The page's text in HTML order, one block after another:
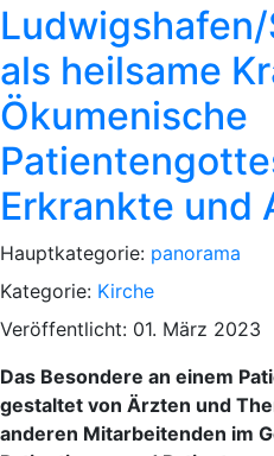
als heilsame
Ökumenische
Erkrankte und
Hauptkategorie: panorama
Kategorie: Kirche
Veröffentlicht: 01. März 2023
Das Besondere an einem
gestaltet von Ärzten und
anderen Mitarbeitenden im